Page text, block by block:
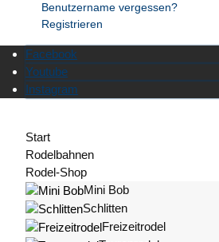
Benutzername vergessen?
Registrieren
Facebook
Youtube
Instagram
Start
Rodelbahnen
Rodel-Shop
Mini Bob
Schlitten
Freizeitrodel